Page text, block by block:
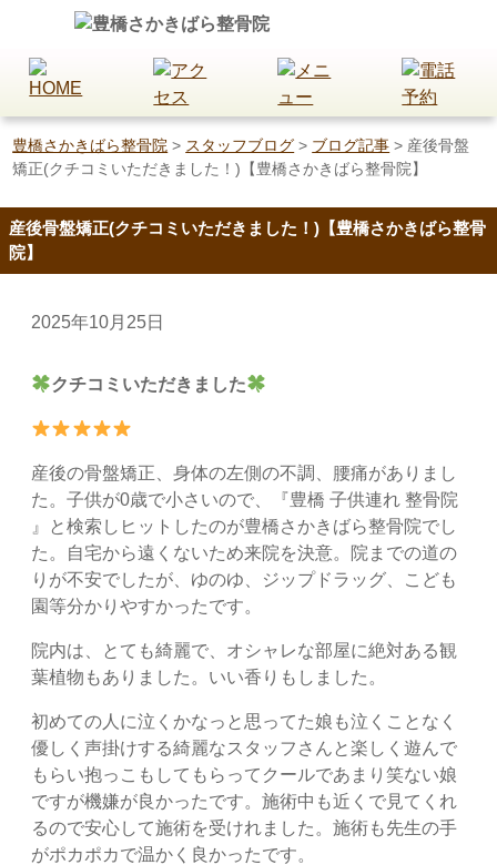
豊橋さかきばら整骨院 > スタッフブログ > ブログ記事 > 産後骨盤
矯正(クチコミいただきました！)【豊橋さかきばら整骨院】
産後骨盤矯正(クチコミいただきました！)【豊橋さかきばら整骨
院】
2025年10月25日
クチコミいただきました
産後の骨盤矯正、身体の左側の不調、腰痛がありまし
た。子供が0歳で小さいので、『豊橋 子供連れ 整骨院
』と検索しヒットしたのが豊橋さかきばら整骨院でし
た。自宅から遠くないため来院を決意。院までの道の
りが不安でしたが、ゆのゆ、ジップドラッグ、こども
園等分かりやすかったです。
院内は、とても綺麗で、オシャレな部屋に絶対ある観
葉植物もありました。いい香りもしました。
初めての人に泣くかなっと思ってた娘も泣くことなく
優しく声掛けする綺麗なスタッフさんと楽しく遊んで
もらい抱っこもしてもらってクールであまり笑ない娘
ですが機嫌が良かったです。施術中も近くで見てくれ
るので安心して施術を受けれました。施術も先生の手
がポカポカで温かく良かったです。